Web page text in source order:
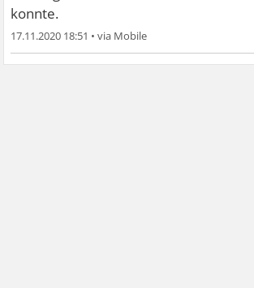
deine Diagnose erfahren denn zu jedem
konnte.
17.11.2020 18:51 •